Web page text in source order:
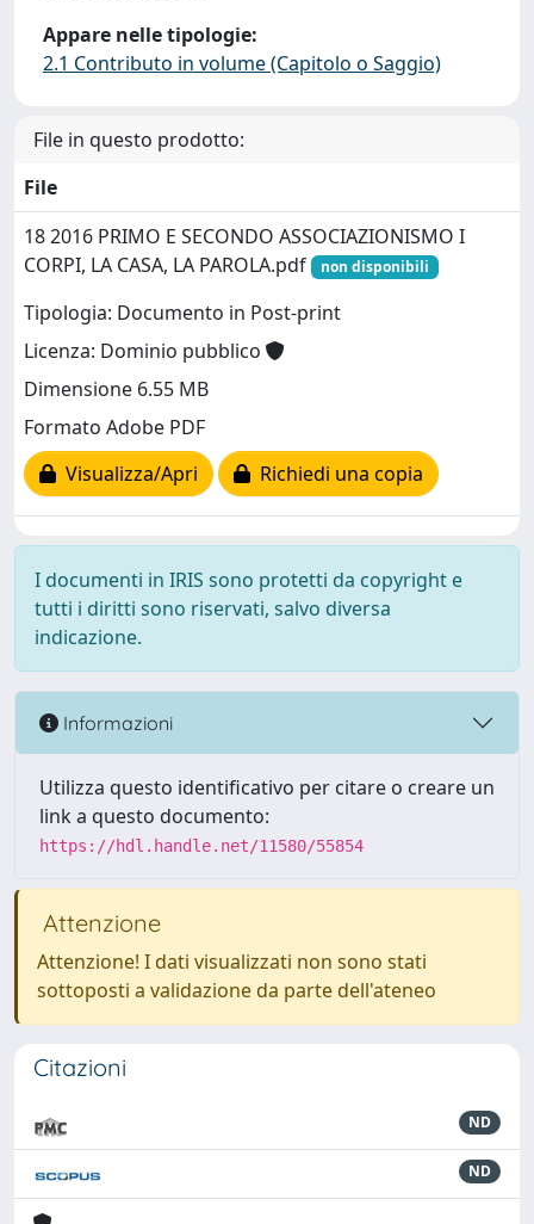
Appare nelle tipologie:
2.1 Contributo in volume (Capitolo o Saggio)
File in questo prodotto:
File
18 2016 PRIMO E SECONDO ASSOCIAZIONISMO I
CORPI, LA CASA, LA PAROLA.pdf
non disponibili
Tipologia: Documento in Post-print
Licenza: Dominio pubblico
Dimensione 6.55 MB
Formato Adobe PDF
Visualizza/Apri
Richiedi una copia
I documenti in IRIS sono protetti da copyright e
tutti i diritti sono riservati, salvo diversa
indicazione.
Informazioni
Utilizza questo identificativo per citare o creare un
link a questo documento:
https://hdl.handle.net/11580/55854
Attenzione
Attenzione! I dati visualizzati non sono stati
sottoposti a validazione da parte dell'ateneo
Citazioni
ND
ND